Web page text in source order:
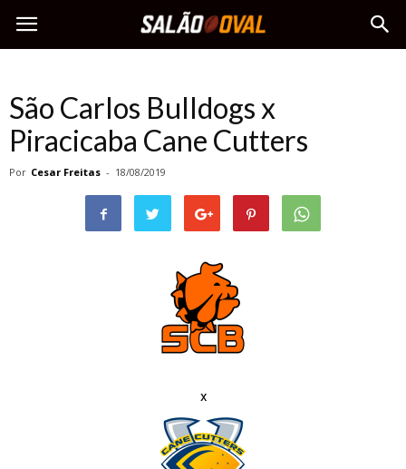
São Carlos Bulldogs x
Piracicaba Cane Cutters
Por Cesar Freitas - 18/08/2019
x